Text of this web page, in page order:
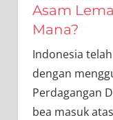
Asam
Mana?
Indonesia
dengan
Perdagangan
bea masuk